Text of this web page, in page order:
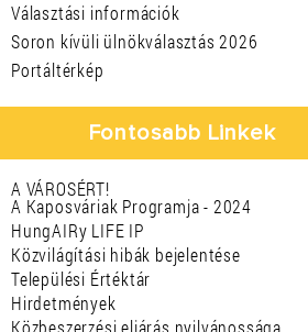
Választási információk
Soron kívüli ülnökválasztás 2026
Portáltérkép
Fontosabb Linkek
A VÁROSÉRT!
A Kaposváriak Programja - 2024
HungAIRy LIFE IP
Közvilágítási hibák bejelentése
Települési Értéktár
Hirdetmények
Közbeszerzési eljárás nyilvánossága